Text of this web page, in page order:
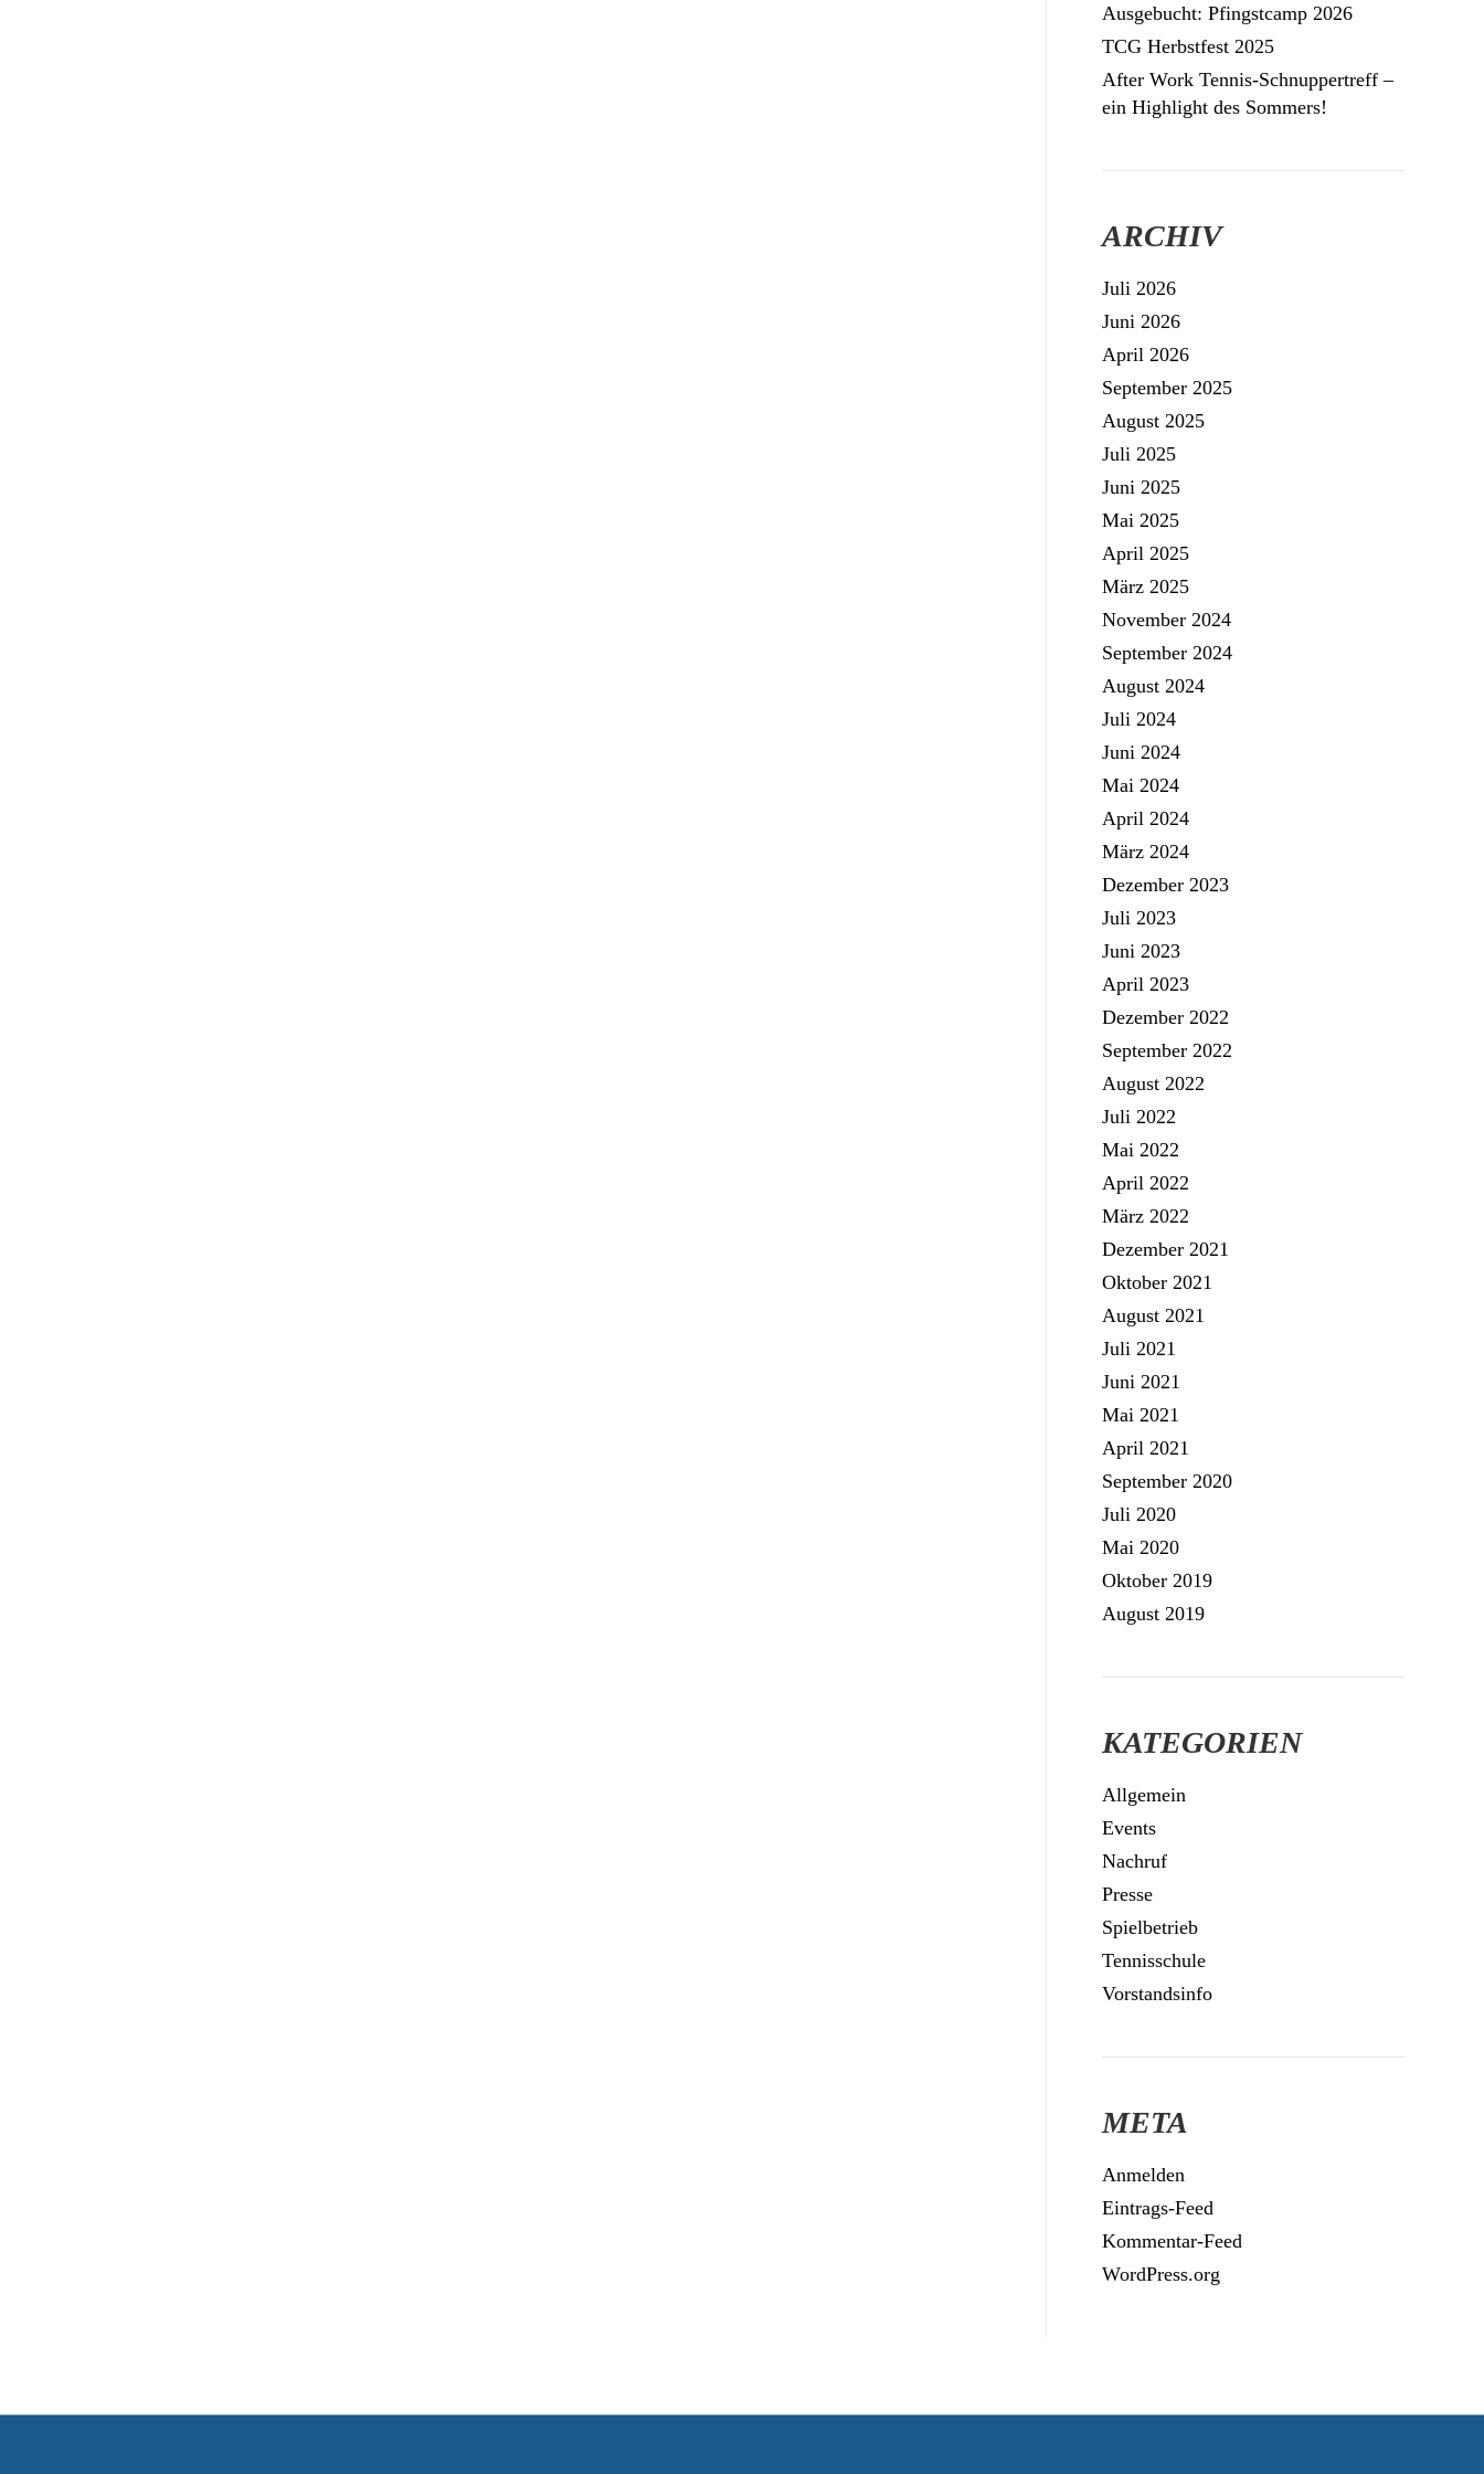
Ausgebucht: Pfingstcamp 2026
TCG Herbstfest 2025
After Work Tennis-Schnuppertreff –
ein Highlight des Sommers!
ARCHIV
Juli 2026
Juni 2026
April 2026
September 2025
August 2025
Juli 2025
Juni 2025
Mai 2025
April 2025
März 2025
November 2024
September 2024
August 2024
Juli 2024
Juni 2024
Mai 2024
April 2024
März 2024
Dezember 2023
Juli 2023
Juni 2023
April 2023
Dezember 2022
September 2022
August 2022
Juli 2022
Mai 2022
April 2022
März 2022
Dezember 2021
Oktober 2021
August 2021
Juli 2021
Juni 2021
Mai 2021
April 2021
September 2020
Juli 2020
Mai 2020
Oktober 2019
August 2019
KATEGORIEN
Allgemein
Events
Nachruf
Presse
Spielbetrieb
Tennisschule
Vorstandsinfo
META
Anmelden
Eintrags-Feed
Kommentar-Feed
WordPress.org